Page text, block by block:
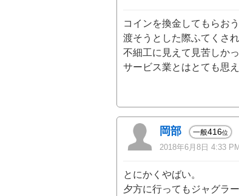
コインを換金してもらお
渡そうとした際ふてくさ
不細工に見えて見苦しかっ
サービス業とはとても思
岡部 一般416位
2018年6月8日 4:33 PM
とにかくやばい。
夕方に行ってもジャグラ